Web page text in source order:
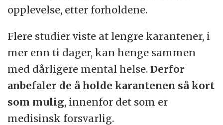
opplevelse, etter forholdene.
Flere studier viste at lengre karantener, i
mer enn ti dager, kan henge sammen
med dårligere mental helse.Derfor
anbefaler de å holde karantenen så kort
som mulig, innenfor det som er
medisinsk forsvarlig.